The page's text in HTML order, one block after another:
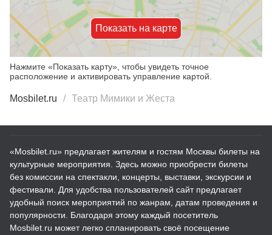
Показать на карте
Нажмите «Показать карту», чтобы увидеть точное
расположение и активировать управление картой.
Mosbilet.ru Театр Мимики и Жеста
«Mosbilet.ru» предлагает жителям и гостям Москвы билеты на
культурные мероприятия. Здесь можно приобрести билеты
без комиссии на спектакли, концерты, выставки, экскурсии и
фестивали. Для удобства пользователей сайт предлагает
удобный поиск мероприятий по жанрам, датам проведения и
популярности. Благодаря этому каждый посетитель
Mosbilet.ru может легко спланировать своё посещение